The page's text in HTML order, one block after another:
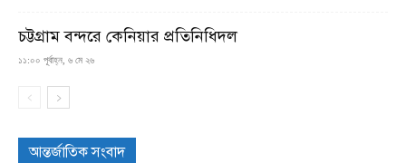
চট্টগ্রাম বন্দরে কেনিয়ার প্রতিনিধিদল
১১:০০ পূর্বাহ্ন, ৬ মে ২৬
আন্তর্জাতিক সংবাদ